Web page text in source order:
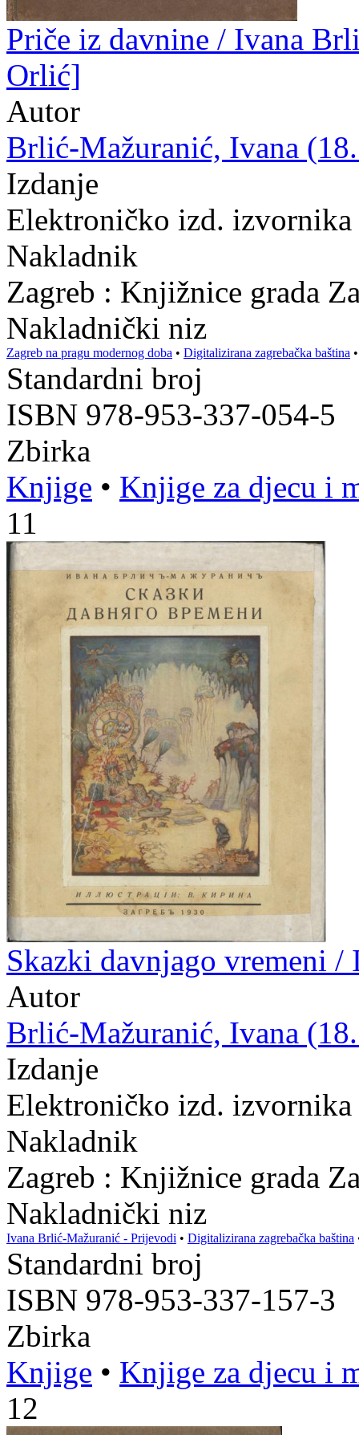
Priče iz davnine / Ivana
Orlić]
Autor
Brlić-Mažuranić, Ivana
Izdanje
Elektroničko izd.
Nakladnik
Zagreb : Knjižnice grada
Nakladnički niz
Zagreb na pragu modernog doba • Digitalizirana zagrebačka baština
Standardni broj
ISBN 978-953-337-054-5
Zbirka
Knjige • Knjige za djecu i
11
Skazki davnjago vremeni
Autor
Brlić-Mažuranić, Ivana
Izdanje
Elektroničko izd.
Nakladnik
Zagreb : Knjižnice grada
Nakladnički niz
Ivana Brlić-Mažuranić - Prijevodi • Digitalizirana zagrebačka baština
Standardni broj
ISBN 978-953-337-157-3
Zbirka
Knjige • Knjige za djecu i
12